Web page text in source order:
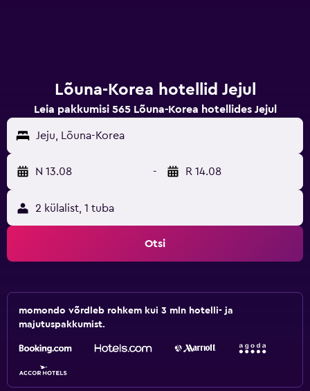
Lõuna-Korea hotellid Jejul
Leia pakkumisi 565 Lõuna-Korea hotellides Jejul
Jeju, Lõuna-Korea
N 13.08 - R 14.08
2 külalist, 1 tuba
Otsi
momondo võrdleb rohkem kui 3 mln hotelli- ja
majutuspakkumist.